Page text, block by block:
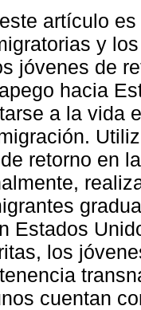
artículo
y
jóvenes de
hacia
a la vida
retorno en
Estados
los
cuentan